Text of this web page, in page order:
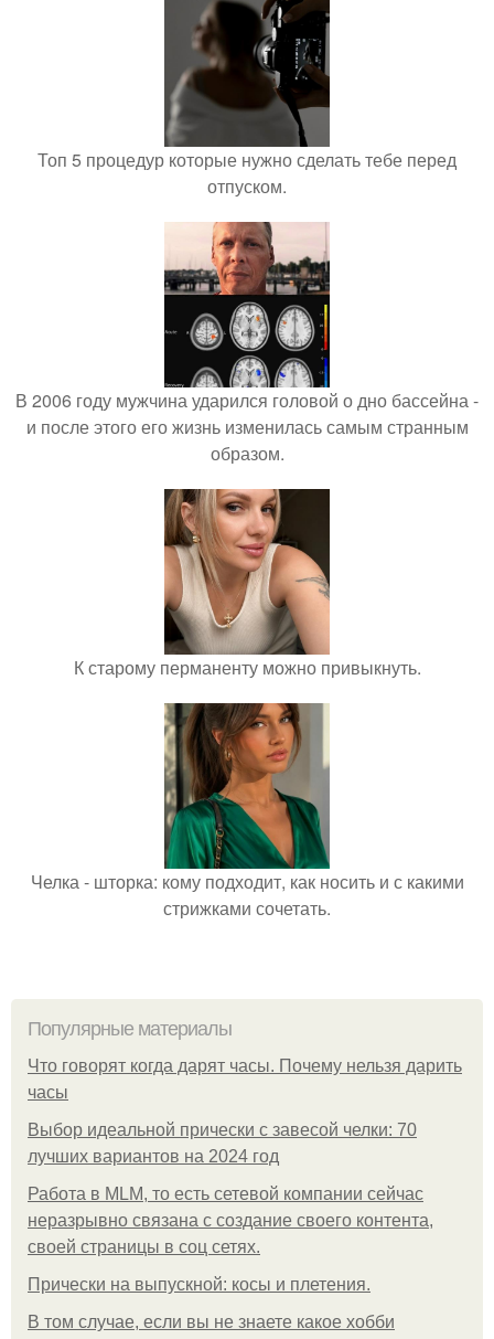
Топ 5 процедур которые нужно сделать тебе перед
отпуском.
В 2006 году мужчина ударился головой о дно бассейна -
и после этого его жизнь изменилась самым странным
образом.
К старому перманенту можно привыкнуть.
Челка - шторка: кому подходит, как носить и с какими
стрижками сочетать.
Популярные материалы
Что говорят когда дарят часы. Почему нельзя дарить
часы
Выбор идеальной прически с завесой челки: 70
лучших вариантов на 2024 год
Работа в MLM, то есть сетевой компании сейчас
неразрывно связана с создание своего контента,
своей страницы в соц сетях.
Прически на выпускной: косы и плетения.
В том случае, если вы не знаете какое хобби